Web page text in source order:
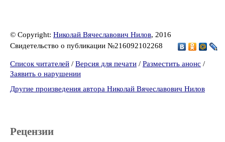
© Copyright: Николай Вячеславович Нилов, 2016
Свидетельство о публикации №216092102268
Список читателей / Версия для печати / Разместить анонс /
Заявить о нарушении
Другие произведения автора Николай Вячеславович Нилов
Рецензии